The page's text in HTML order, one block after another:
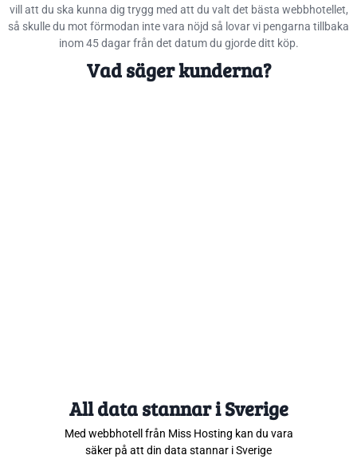
vill att du ska kunna dig trygg med att du valt det bästa webbhotellet,
så skulle du mot förmodan inte vara nöjd så lovar vi pengarna tillbaka
inom 45 dagar från det datum du gjorde ditt köp.
Vad säger kunderna?
All data stannar i Sverige
Med webbhotell från Miss Hosting kan du vara
säker på att din data stannar i Sverige